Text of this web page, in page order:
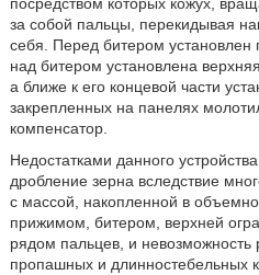
за собой пальцы, перекидывая
себя. Перед битером
над битером установлена
а ближе к его концевой части
закрепленных на панелях
компенсатор.
Недостатками данного
дробление зерна вследствие
с массой, накопленной в
прижимом, битером, верхней
рядом пальцев, и невозможность
пропашных и длинностебельных